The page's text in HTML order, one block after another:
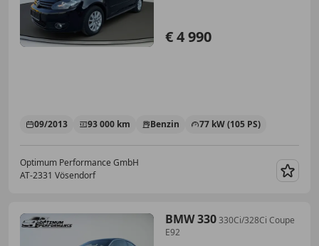
€ 4 990
09/2013 93 000 km Benzin 77 kW (105 PS)
Optimum Performance GmbH
AT-2331 Vösendorf
BMW 330330Ci/328Ci Coupe
E92